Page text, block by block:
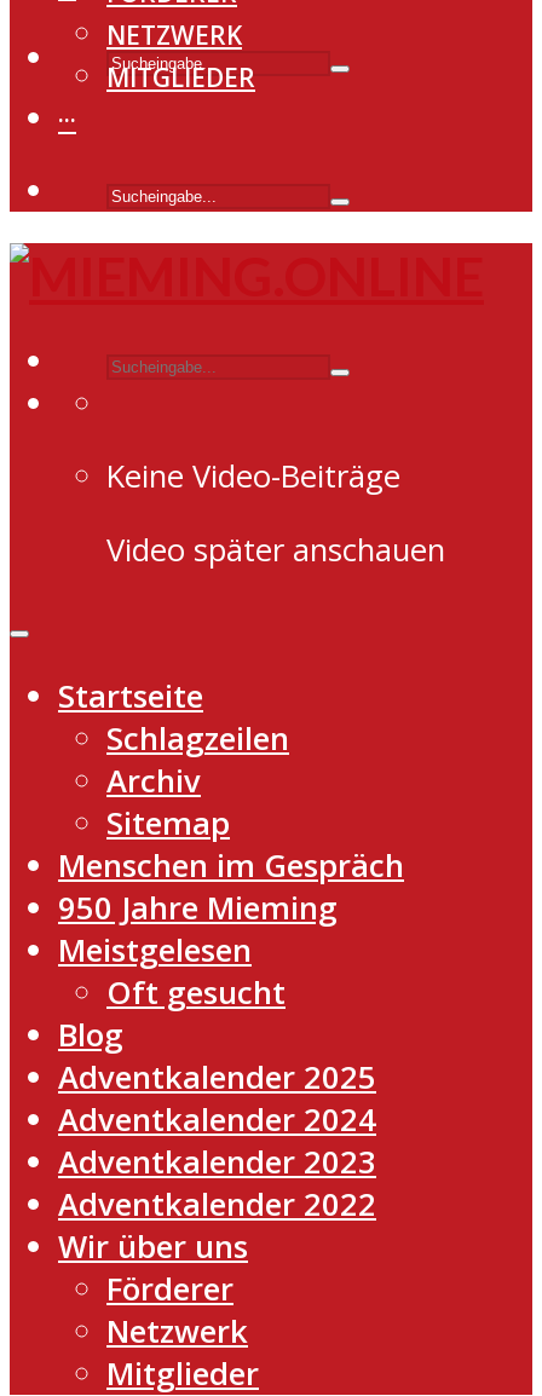
NETZWERK
MITGLIEDER
···
Keine Video-Beiträge
Video später anschauen
Startseite
Schlagzeilen
Archiv
Sitemap
Menschen im Gespräch
950 Jahre Mieming
Meistgelesen
Oft gesucht
Blog
Adventkalender 2025
Adventkalender 2024
Adventkalender 2023
Adventkalender 2022
Wir über uns
Förderer
Netzwerk
Mitglieder